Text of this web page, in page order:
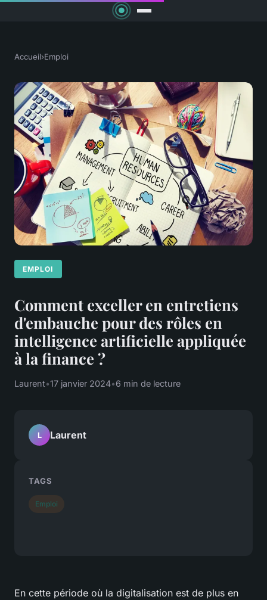
Accueil›Emploi
EMPLOI
Comment exceller en entretiens
d'embauche pour des rôles en
intelligence artificielle appliquée
à la finance ?
Laurent•17 janvier 2024•6 min de lecture
En cette période où la digitalisation est de plus en
L Laurent
TAGS
Emploi